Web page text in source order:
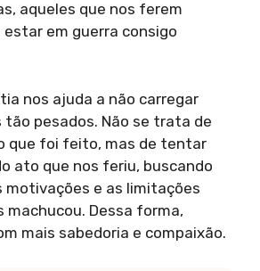
aqueles que nos ferem
em guerra consigo
nos ajuda a não carregar
pesados. Não se trata de
que foi feito, mas de tentar
ato que nos feriu, buscando
motivações e as limitações
machucou. Dessa forma,
mais sabedoria e compaixão.